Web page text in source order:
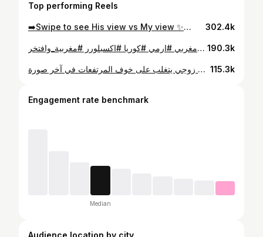
Top performing Reels
➡️Swipe to see His view vs My view ✨🤵🏻👰🏻‍♀️✨ . . . . . . . . . . . . . . . . . . . . . . . . . . . . . . . . . . . #koreanwedding #internationalcouple #morocco #korea #fypシ❤️💞❤️ #دراما_كورية #مغربية_وافتخر #ارمي #كوريا #اكسبلور_فولو #كوريا_عشق 302.4k
نسيت الكمالة ديال العرس😂 ❤️ اللبسة ديال العشاء كيف جاتكم؟ 🥰 . . . . . . . . . . . . . . . . . . . . . . . . . . . . . . . . . . #الشعب_الصيني_ماله_حل😂😂 #الشعب_الصيني_ماله_حل #عرس_مغربي #ارمي #كوريا #اكسبلورر #مغربية_وافتخر #korea #🇲🇦🇩🇿🇹🇳 #explore 190.3k
اللبسة الأمازيغية 🥰 كلشي على زوجي يتغلب على خوف المرتفعات في آخر صورة 😂 . . . . . . . . . . . . . . . . . . . . . . . . . . . . . . #morocco #internationalcouple #moroccanwedding #korea #army #moroccancaftan #amazigh #fypシ❤️💞❤️ #دراما_كورية #مغربية_وافتخر #ارمي #كوريا #الشعب_الصيني_ماله_حل😂😂 #الشعب_الصيني_ماله_حل #قفطان #🇲🇦🇩🇿🇹🇳 #اكسبلورفولو #كوريا_عشق 115.3k
Engagement rate benchmark
Median
Audience location by city